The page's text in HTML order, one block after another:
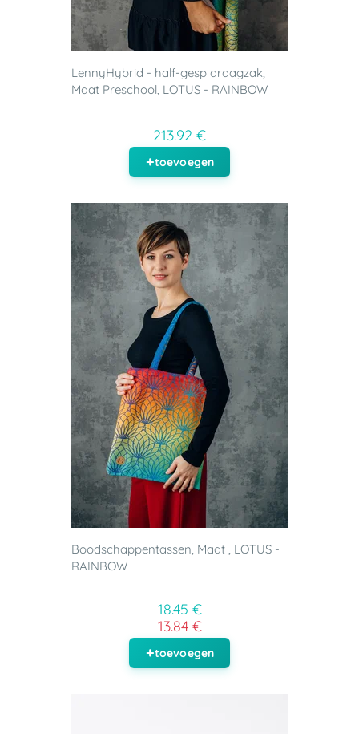
LennyHybrid - half-gesp draagzak,
Maat Preschool, LOTUS - RAINBOW
213.92 €
toevoegen
Boodschappentassen, Maat , LOTUS -
RAINBOW
18.45 €
13.84 €
toevoegen